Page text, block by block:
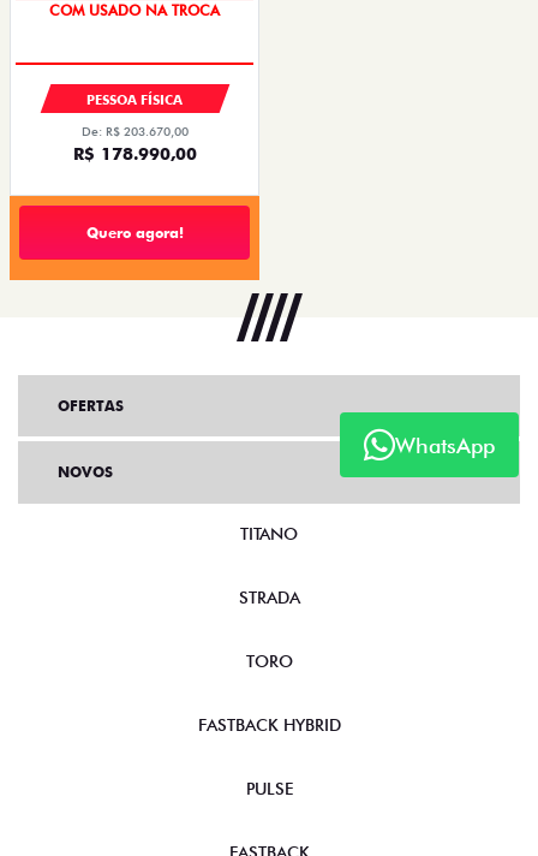
COM USADO NA TROCA
PESSOA FÍSICA
De: R$ 203.670,00
R$ 178.990,00
Quero agora!
WhatsApp
OFERTAS
NOVOS
TITANO
STRADA
TORO
FASTBACK HYBRID
PULSE